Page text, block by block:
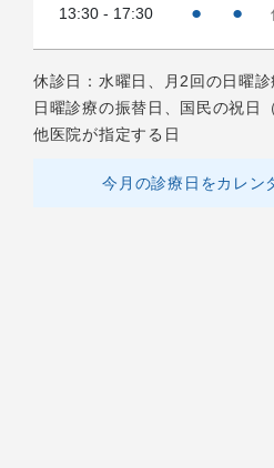
13:30 - 17:30 ● ●
休診日：水曜日、月2回の日曜
日曜診療の振替日、国民の祝日
他医院が指定する日
今月の診療日をカレン